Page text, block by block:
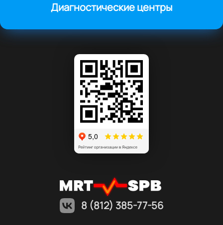
Диагностические центры
8 (812) 385-77-56